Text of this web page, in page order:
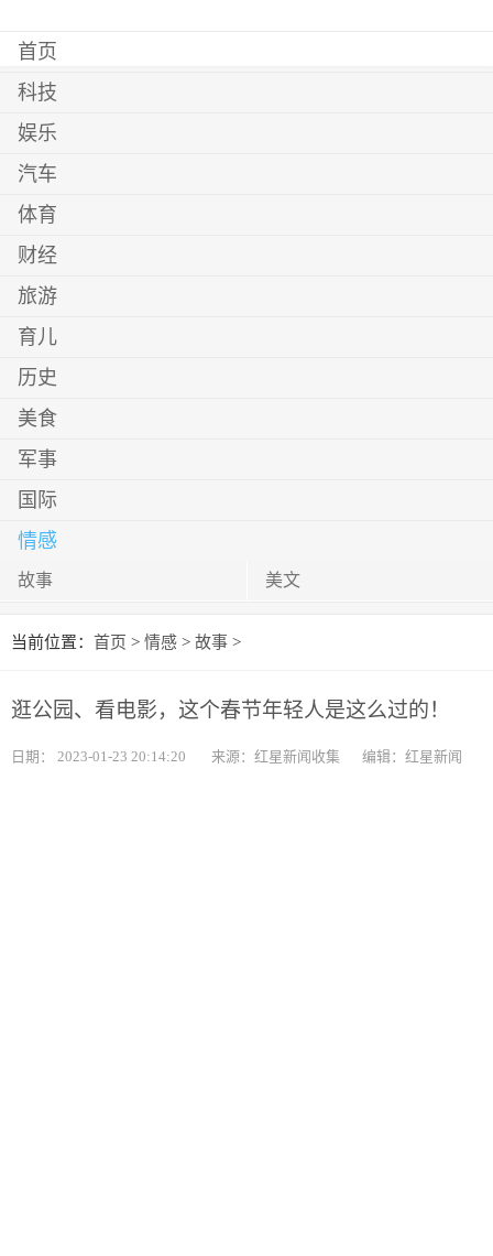
首页
科技
娱乐
汽车
体育
财经
旅游
育儿
历史
美食
军事
国际
情感
故事 美文
当前位置： 首页 > 情感 > 故事 >
逛公园、看电影，这个春节年轻人是这么过的！
日期： 2023-01-23 20:14:20 来源：红星新闻收集 编辑：红星新闻